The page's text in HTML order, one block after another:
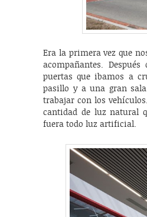
Era la primera vez que
acompañantes.
puertas que ibamos a
pasillo y a una gran sala
trabajar con los
cantidad de luz natural
fuera todo luz artificial.